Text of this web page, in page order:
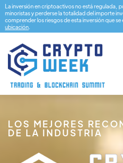
La inversión en criptoactivos no está regulada,
minoristas y perderse la totalidad del importe
comprender los riesgos de esta inversión que
ubicación.
LOS MEJORES
DE LA INDUSTRIA